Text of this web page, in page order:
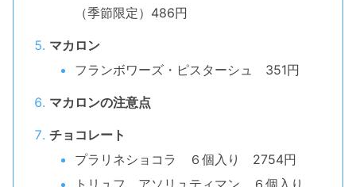
（季節限定）486円
マカロン
フランボワーズ・ピスターシュ 351円
マカロンの注意点
チョコレート
プラリネショコラ ６個入り 2754円
トリュフ アソリュティマン ６個入り